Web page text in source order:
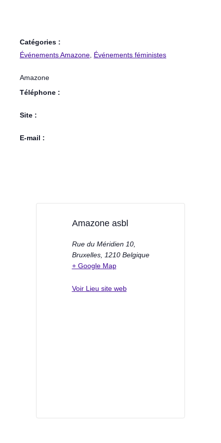
Catégories :
Événements Amazone, Événements féministes
Amazone
Téléphone :
Site :
E-mail :
Amazone asbl
Rue du Méridien 10,
Bruxelles, 1210 Belgique
+ Google Map
Voir Lieu site web